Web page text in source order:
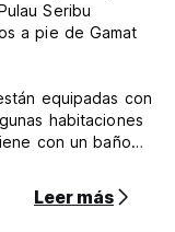
Seribu
a pie de Gamat
equipadas con
habitaciones
con un baño
Leer más